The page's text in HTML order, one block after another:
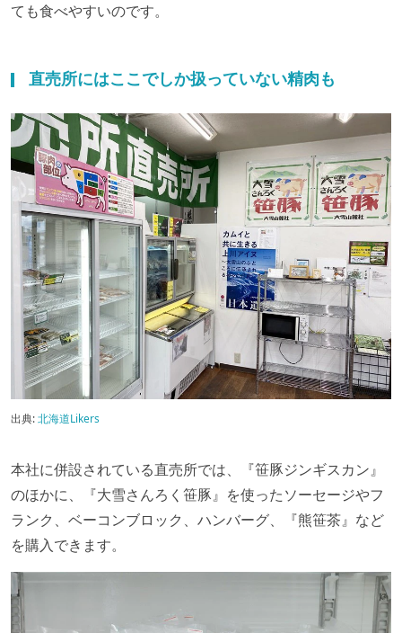
ても食べやすいのです。
直売所にはここでしか扱っていない精肉も
出典:北海道Likers
本社に併設されている直売所では、『笹豚ジンギスカン』
のほかに、『大雪さんろく笹豚』を使ったソーセージやフ
ランク、ベーコンブロック、ハンバーグ、『熊笹茶』など
を購入できます。